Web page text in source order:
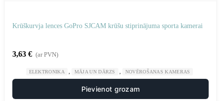
Krūškurvja lences GoPro SJCAM krūšu stiprinājuma sporta kamerai
3,63 € (ar PVN)
ELEKTRONIKA MĀJA UN DĀRZS NOVĒROŠANAS KAMERAS
Pievienot grozam